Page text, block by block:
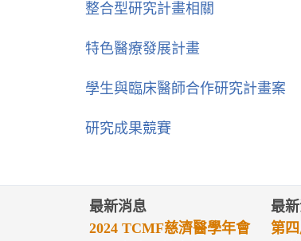
整合型研究計畫相關
特色醫療發展計畫
學生與臨床醫師合作研究計畫案
研究成果競賽
最新消息
第四屆慈濟醫療典範獎遴
最新
第四